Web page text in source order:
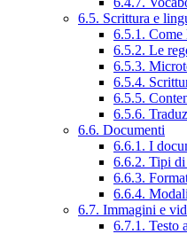
6.5. Scrittura e
6.5.1. Come
6.5.2. Le
6.5.3.
6.5.4.
6.5.5.
6.5.6.
6.6. Documenti
6.6.1. I
6.6.2. Tipi
6.6.3.
6.6.4.
6.7. Immagini e
6.7.1. Testo